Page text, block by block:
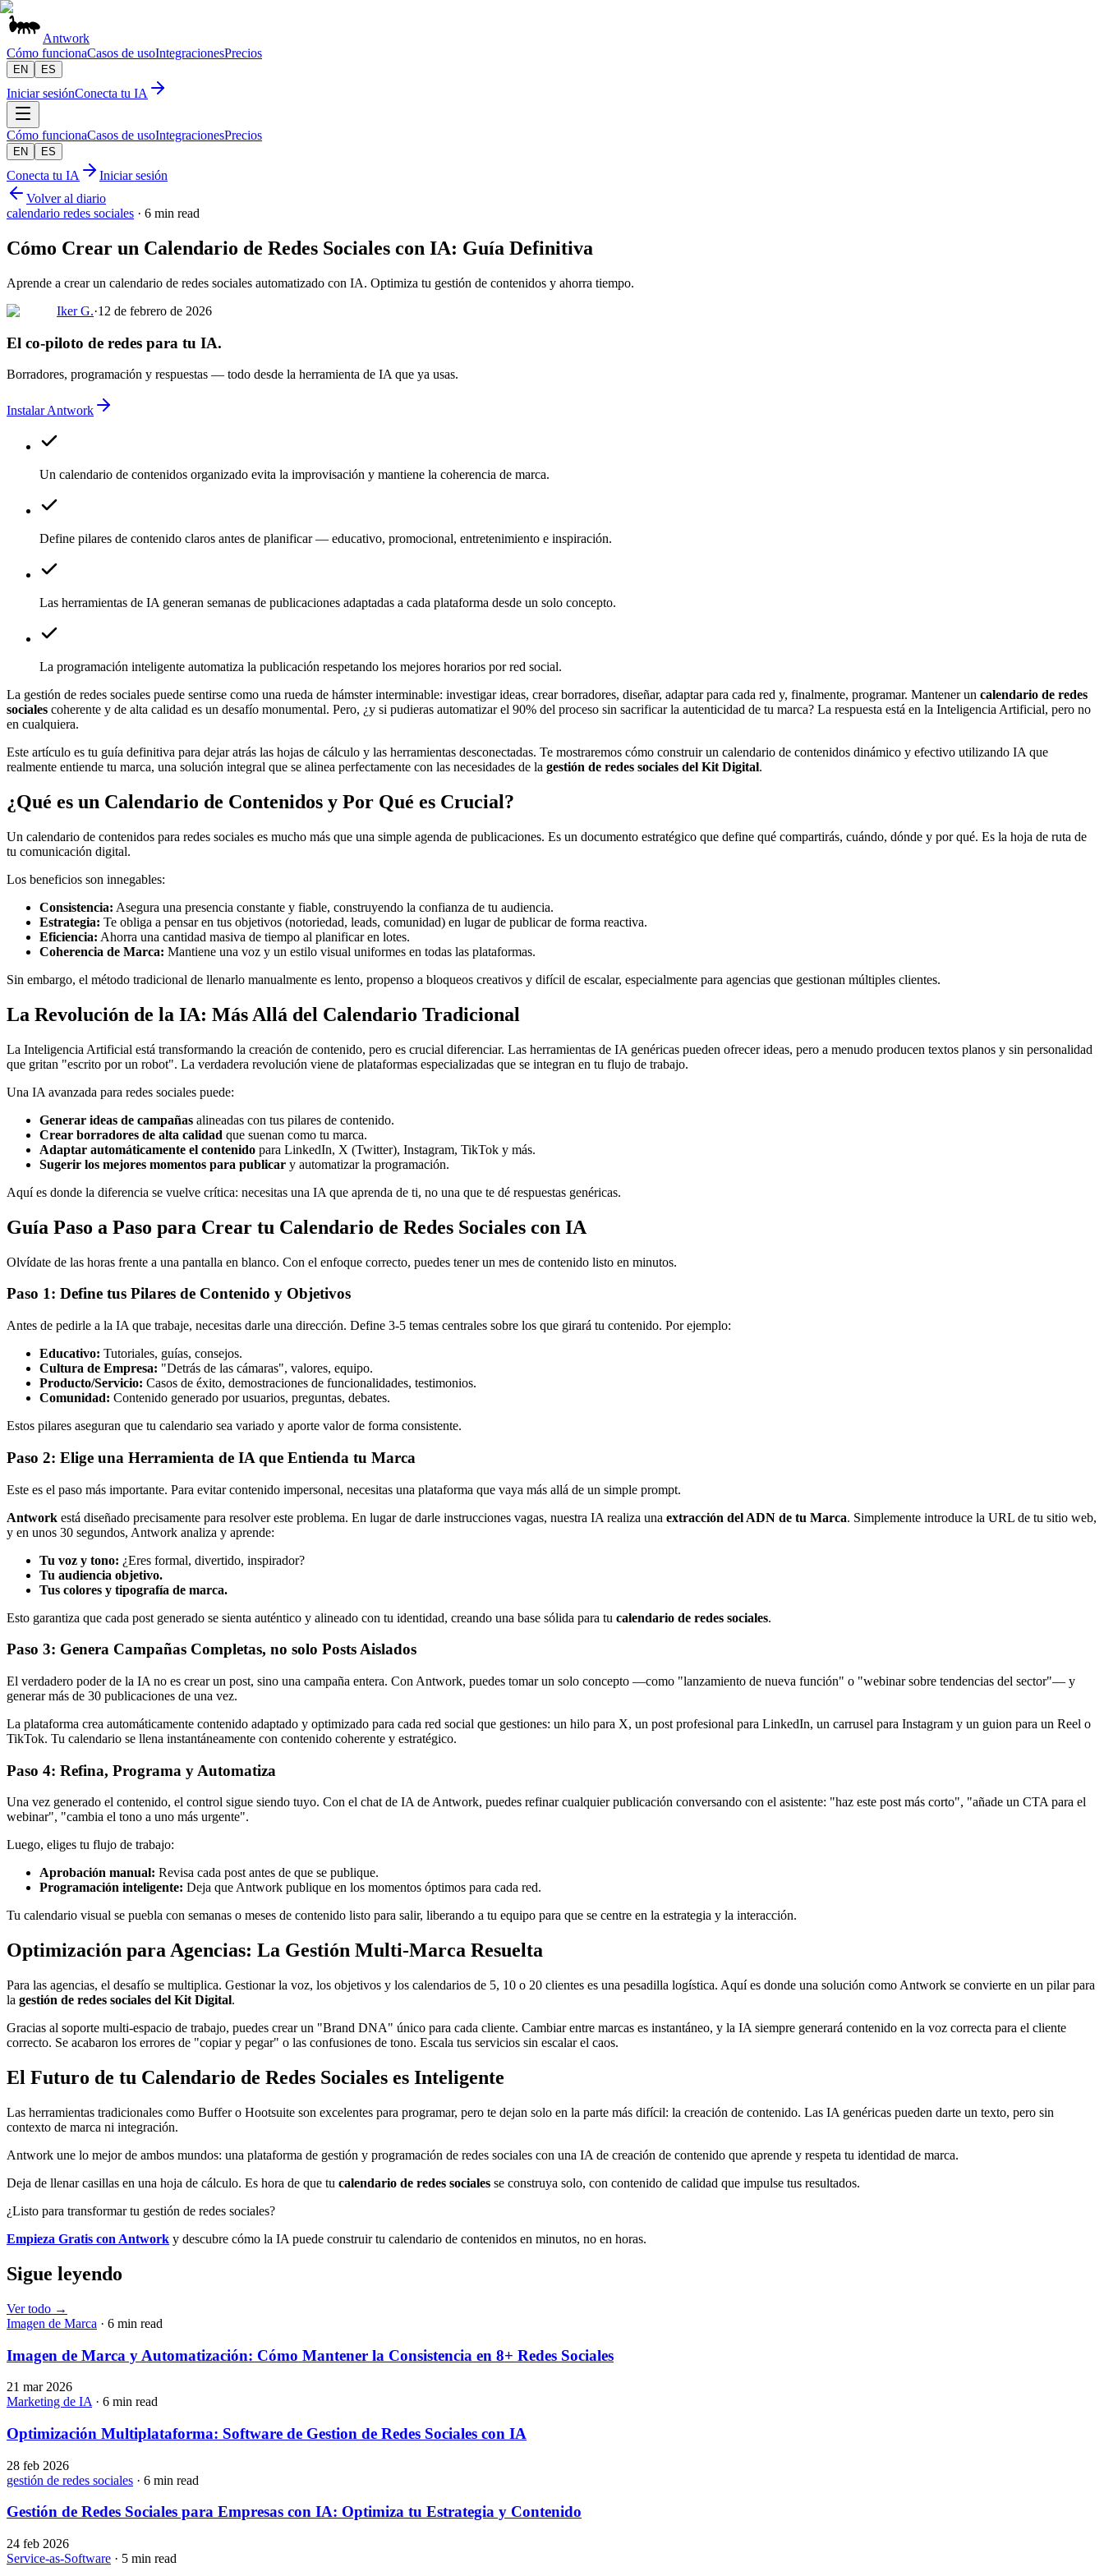
Antwork
Cómo funcionaCasos de usoIntegracionesPrecios
EN ES
Iniciar sesiónConecta tu IA
Cómo funcionaCasos de usoIntegracionesPrecios
EN ES
Conecta tu IA
Iniciar sesión
Volver al diario
calendario redes sociales · 6 min read
Cómo Crear un Calendario de Redes Sociales con IA: Guía Definitiva
Aprende a crear un calendario de redes sociales automatizado con IA. Optimiza tu gestión de contenidos y ahorra tiempo.
Iker G.·12 de febrero de 2026
El co-piloto de redes para tu IA.
Borradores, programación y respuestas — todo desde la herramienta de IA que ya usas.
Instalar Antwork
Un calendario de contenidos organizado evita la improvisación y mantiene la coherencia de marca.
Define pilares de contenido claros antes de planificar — educativo, promocional, entretenimiento e inspiración.
Las herramientas de IA generan semanas de publicaciones adaptadas a cada plataforma desde un solo concepto.
La programación inteligente automatiza la publicación respetando los mejores horarios por red social.
La gestión de redes sociales puede sentirse como una rueda de hámster interminable: investigar ideas, crear borradores, diseñar, adaptar para cada red y, finalmente, programar. Mantener un calendario de redes
sociales coherente y de alta calidad es un desafío monumental. Pero, ¿y si pudieras automatizar el 90% del proceso sin sacrificar la autenticidad de tu marca? La respuesta está en la Inteligencia Artificial, pero no
en cualquiera.
Este artículo es tu guía definitiva para dejar atrás las hojas de cálculo y las herramientas desconectadas. Te mostraremos cómo construir un calendario de contenidos dinámico y efectivo utilizando IA que
realmente entiende tu marca, una solución integral que se alinea perfectamente con las necesidades de la gestión de redes sociales del Kit Digital.
¿Qué es un Calendario de Contenidos y Por Qué es Crucial?
Un calendario de contenidos para redes sociales es mucho más que una simple agenda de publicaciones. Es un documento estratégico que define qué compartirás, cuándo, dónde y por qué. Es la hoja de ruta de
tu comunicación digital.
Los beneficios son innegables:
Consistencia: Asegura una presencia constante y fiable, construyendo la confianza de tu audiencia.
Estrategia: Te obliga a pensar en tus objetivos (notoriedad, leads, comunidad) en lugar de publicar de forma reactiva.
Eficiencia: Ahorra una cantidad masiva de tiempo al planificar en lotes.
Coherencia de Marca: Mantiene una voz y un estilo visual uniformes en todas las plataformas.
Sin embargo, el método tradicional de llenarlo manualmente es lento, propenso a bloqueos creativos y difícil de escalar, especialmente para agencias que gestionan múltiples clientes.
La Revolución de la IA: Más Allá del Calendario Tradicional
La Inteligencia Artificial está transformando la creación de contenido, pero es crucial diferenciar. Las herramientas de IA genéricas pueden ofrecer ideas, pero a menudo producen textos planos y sin personalidad
que gritan "escrito por un robot". La verdadera revolución viene de plataformas especializadas que se integran en tu flujo de trabajo.
Una IA avanzada para redes sociales puede:
Generar ideas de campañas alineadas con tus pilares de contenido.
Crear borradores de alta calidad que suenan como tu marca.
Adaptar automáticamente el contenido para LinkedIn, X (Twitter), Instagram, TikTok y más.
Sugerir los mejores momentos para publicar y automatizar la programación.
Aquí es donde la diferencia se vuelve crítica: necesitas una IA que aprenda de ti, no una que te dé respuestas genéricas.
Guía Paso a Paso para Crear tu Calendario de Redes Sociales con IA
Olvídate de las horas frente a una pantalla en blanco. Con el enfoque correcto, puedes tener un mes de contenido listo en minutos.
Paso 1: Define tus Pilares de Contenido y Objetivos
Antes de pedirle a la IA que trabaje, necesitas darle una dirección. Define 3-5 temas centrales sobre los que girará tu contenido. Por ejemplo:
Educativo: Tutoriales, guías, consejos.
Cultura de Empresa: "Detrás de las cámaras", valores, equipo.
Producto/Servicio: Casos de éxito, demostraciones de funcionalidades, testimonios.
Comunidad: Contenido generado por usuarios, preguntas, debates.
Estos pilares aseguran que tu calendario sea variado y aporte valor de forma consistente.
Paso 2: Elige una Herramienta de IA que Entienda tu Marca
Este es el paso más importante. Para evitar contenido impersonal, necesitas una plataforma que vaya más allá de un simple prompt.
Antwork está diseñado precisamente para resolver este problema. En lugar de darle instrucciones vagas, nuestra IA realiza una extracción del ADN de tu Marca. Simplemente introduce la URL de tu sitio web,
y en unos 30 segundos, Antwork analiza y aprende:
Tu voz y tono: ¿Eres formal, divertido, inspirador?
Tu audiencia objetivo.
Tus colores y tipografía de marca.
Esto garantiza que cada post generado se sienta auténtico y alineado con tu identidad, creando una base sólida para tu calendario de redes sociales.
Paso 3: Genera Campañas Completas, no solo Posts Aislados
El verdadero poder de la IA no es crear un post, sino una campaña entera. Con Antwork, puedes tomar un solo concepto —como "lanzamiento de nueva función" o "webinar sobre tendencias del sector"— y
generar más de 30 publicaciones de una vez.
La plataforma crea automáticamente contenido adaptado y optimizado para cada red social que gestiones: un hilo para X, un post profesional para LinkedIn, un carrusel para Instagram y un guion para un Reel o
TikTok. Tu calendario se llena instantáneamente con contenido coherente y estratégico.
Paso 4: Refina, Programa y Automatiza
Una vez generado el contenido, el control sigue siendo tuyo. Con el chat de IA de Antwork, puedes refinar cualquier publicación conversando con el asistente: "haz este post más corto", "añade un CTA para el
webinar", "cambia el tono a uno más urgente".
Luego, eliges tu flujo de trabajo:
Aprobación manual: Revisa cada post antes de que se publique.
Programación inteligente: Deja que Antwork publique en los momentos óptimos para cada red.
Tu calendario visual se puebla con semanas o meses de contenido listo para salir, liberando a tu equipo para que se centre en la estrategia y la interacción.
Optimización para Agencias: La Gestión Multi-Marca Resuelta
Para las agencias, el desafío se multiplica. Gestionar la voz, los objetivos y los calendarios de 5, 10 o 20 clientes es una pesadilla logística. Aquí es donde una solución como Antwork se convierte en un pilar para
la gestión de redes sociales del Kit Digital.
Gracias al soporte multi-espacio de trabajo, puedes crear un "Brand DNA" único para cada cliente. Cambiar entre marcas es instantáneo, y la IA siempre generará contenido en la voz correcta para el cliente
correcto. Se acabaron los errores de "copiar y pegar" o las confusiones de tono. Escala tus servicios sin escalar el caos.
El Futuro de tu Calendario de Redes Sociales es Inteligente
Las herramientas tradicionales como Buffer o Hootsuite son excelentes para programar, pero te dejan solo en la parte más difícil: la creación de contenido. Las IA genéricas pueden darte un texto, pero sin
contexto de marca ni integración.
Antwork une lo mejor de ambos mundos: una plataforma de gestión y programación de redes sociales con una IA de creación de contenido que aprende y respeta tu identidad de marca.
Deja de llenar casillas en una hoja de cálculo. Es hora de que tu calendario de redes sociales se construya solo, con contenido de calidad que impulse tus resultados.
¿Listo para transformar tu gestión de redes sociales?
Empieza Gratis con Antwork y descubre cómo la IA puede construir tu calendario de contenidos en minutos, no en horas.
Sigue leyendo
Ver todo →
Imagen de Marca · 6 min read
Imagen de Marca y Automatización: Cómo Mantener la Consistencia en 8+ Redes Sociales
21 mar 2026
Marketing de IA · 6 min read
Optimización Multiplataforma: Software de Gestion de Redes Sociales con IA
28 feb 2026
gestión de redes sociales · 6 min read
Gestión de Redes Sociales para Empresas con IA: Optimiza tu Estrategia y Contenido
24 feb 2026
Service-as-Software · 5 min read